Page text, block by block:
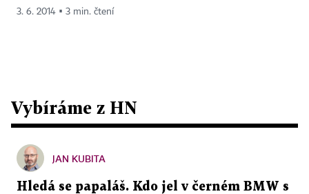
3. 6. 2014 ▪ 3 min. čtení
Vybíráme z HN
JAN KUBITA
Hledá se papaláš. Kdo jel v černém BMW s